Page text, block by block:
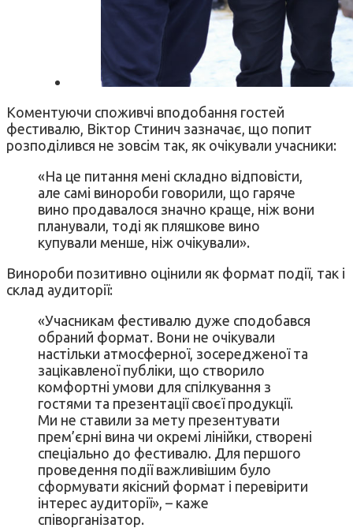
Коментуючи споживчі вподобання гостей
фестивалю, Віктор Стинич зазначає, що попит
розподілився не зовсім так, як очікували учасники:
«На це питання мені складно відповісти,
але самі винороби говорили, що гаряче
вино продавалося значно краще, ніж вони
планували, тоді як пляшкове вино
купували менше, ніж очікували».
Винороби позитивно оцінили як формат події, так і
склад аудиторії:
«Учасникам фестивалю дуже сподобався
обраний формат. Вони не очікували
настільки атмосферної, зосередженої та
зацікавленої публіки, що створило
комфортні умови для спілкування з
гостями та презентації своєї продукції.
Ми не ставили за мету презентувати
прем’єрні вина чи окремі лінійки, створені
спеціально до фестивалю. Для першого
проведення події важливішим було
сформувати якісний формат і перевірити
інтерес аудиторії», – каже
співорганізатор.